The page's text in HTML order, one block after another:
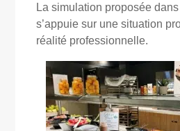
La simulation proposée
s’appuie sur une situation
réalité professionnelle.